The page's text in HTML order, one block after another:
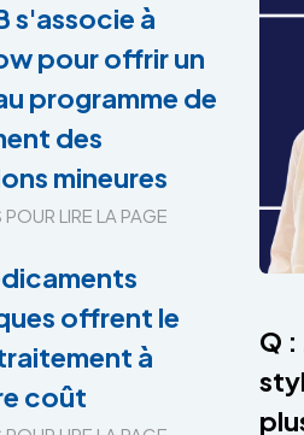
s'associe à
pour offrir un
programme de
des
mineures
LIRE LA PAGE
offrent le
à
coût
Q